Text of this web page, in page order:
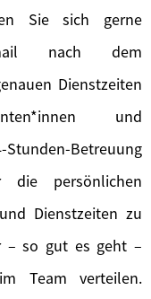
Sie sich gerne
nach dem
Dienstzeiten
und
Stunden-Betreuung
die persönlichen
Dienstzeiten zu
– so gut es geht –
Team verteilen.